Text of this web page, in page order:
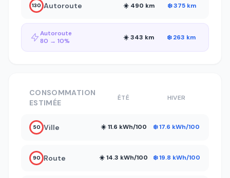
130 Autoroute ☀️ 490 km ❄️ 375 km
Autoroute
80 → 10%
☀️ 343 km ❄️ 263 km
CONSOMMATION
ESTIMÉE
ÉTÉ HIVER
50 Ville ☀️ 11.6 kWh/100 ❄️ 17.6 kWh/100
90 Route ☀️ 14.3 kWh/100 ❄️ 19.8 kWh/100